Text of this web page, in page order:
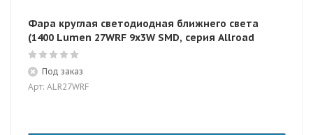
Фара круглая светодиодная ближнего света
(1400 Lumen 27WRF 9x3W SMD, серия Allroad
Под заказ
Арт: ALR27WRF